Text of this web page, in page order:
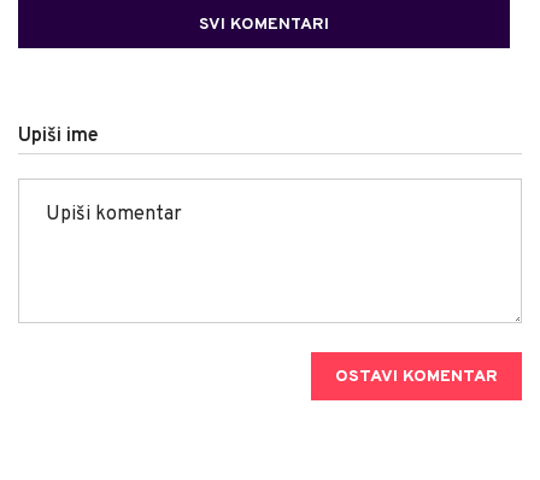
SVI KOMENTARI
Upiši ime
OSTAVI KOMENTAR